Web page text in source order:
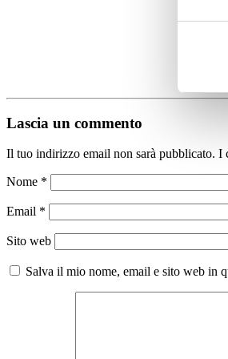
Lascia un commento
Il tuo indirizzo email non sarà pubblicato. I
Nome *
Email *
Sito web
Salva il mio nome, email e sito web in